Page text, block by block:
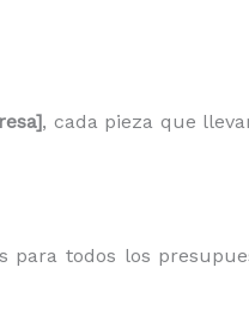
, cada pieza que
para todos los